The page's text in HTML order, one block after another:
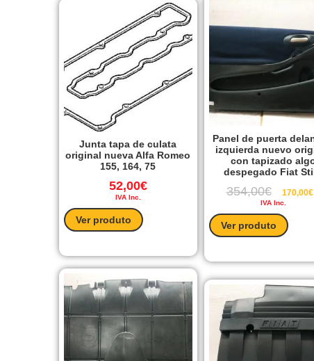
Junta tapa de culata
original nueva Alfa Romeo
155, 164, 75
52,00€
IVA Inc.
Ver produto
Panel de puerta
izquierda nuevo
con tapizado
despegado Fiat
354,00€ 170,00€
IVA Inc.
Ver produto